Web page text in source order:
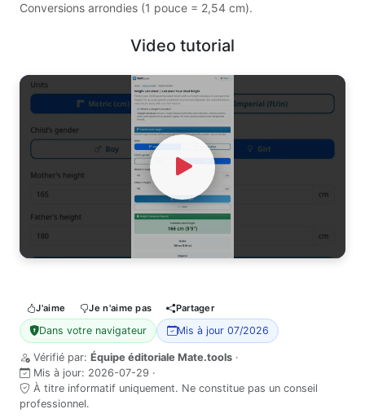
Conversions arrondies (1 pouce = 2,54 cm).
Video tutorial
Watch Video
J'aime Je n'aime pas Partager
Dans votre navigateur Mis à jour 07/2026
Vérifié par: Équipe éditoriale Mate.tools ·
Mis à jour: 2026-07-29 ·
À titre informatif uniquement. Ne constitue pas un conseil
professionnel.